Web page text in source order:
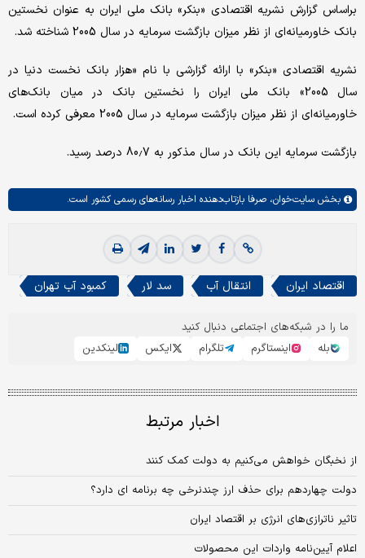
براساس گزارش نشریه اقتصادی «بنکر» بانک ملی ایران به عنوان نخستین
بانک خاورمیانه‌ای از نظر میزان بازگشت سرمایه در سال 2005 شناخته شد.
نشریه اقتصادی «بنکر» با ارائه گزارشی با نام «هزار بانک نخست دنیا در
سال 2005» بانک ملی ایران را نخستین بانک در میان بانک‌های
خاورمیانه‌ای از نظر میزان بازگشت سرمایه‌ در سال 2005 معرفی کرده است.
بازگشت سرمایه این بانک در سال مذکور به 80.7 درصد رسید.
بخش سایت‌خوان، صرفا بازتاب‌دهنده اخبار رسانه‌های رسمی کشور است.
اقتصاد ایران انتقال آب سد لار کمبود آب تهران
ما را در شبکه‌های اجتماعی دنبال کنید
بله
اینستاگرم تلگرام ایکس لینکدین
اخبار مرتبط
از نخبگان خواهش می‌کنیم به دولت کمک کنند
دولت چهاردهم برای حذف ارز چندنرخی چه برنامه ای دارد؟
تاثیر ناترازی‏‏‌های انرژی بر اقتصاد ایران
اعلام آیین‌نامه واردات این محصولات